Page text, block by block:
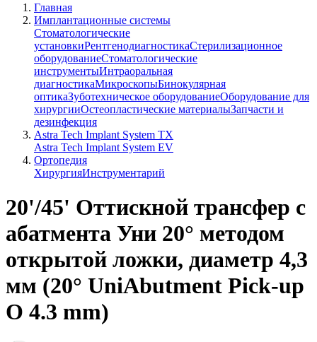
Главная
Имплантационные системы
Стоматологические
установкиРентгенодиагностикаСтерилизационное
оборудованиеСтоматологические
инструментыИнтраоральная
диагностикаМикроскопыБинокулярная
оптикаЗуботехническое оборудованиеОборудование для
хирургииОстеопластические материалыЗапчасти и
дезинфекция
Astra Tech Implant System TX
Astra Tech Implant System EV
Ортопедия
ХирургияИнструментарий
20'/45' Оттискной трансфер с
абатмента Уни 20° методом
открытой ложки, диаметр 4,3
мм (20° UniAbutment Pick-up
O 4.3 mm)